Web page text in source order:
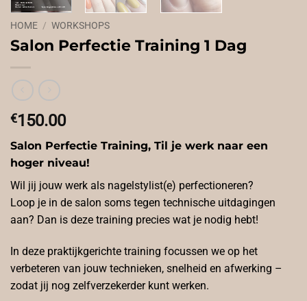
HOME / WORKSHOPS
Salon Perfectie Training 1 Dag
€150.00
Salon Perfectie Training, Til je werk naar een
hoger niveau!
Wil jij jouw werk als nagelstylist(e) perfectioneren?
Loop je in de salon soms tegen technische uitdagingen
aan? Dan is deze training precies wat je nodig hebt!
In deze praktijkgerichte training focussen we op het
verbeteren van jouw technieken, snelheid en afwerking –
zodat jij nog zelfverzekerder kunt werken.